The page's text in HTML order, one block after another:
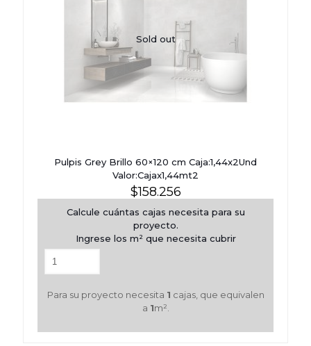
Sold out
Pulpis Grey Brillo 60×120 cm Caja:1,44x2Und
Valor:Cajax1,44mt2
$158.256
Calcule cuántas cajas necesita para su
proyecto.
Ingrese los m² que necesita cubrir
Para su proyecto necesita 1 cajas, que equivalen
a 1m².